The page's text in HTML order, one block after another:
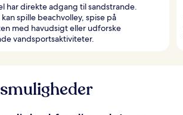
har direkte adgang til sandstrande.
spille beachvolley, spise på
med havudsigt eller udforske
vandsportsaktiviteter.